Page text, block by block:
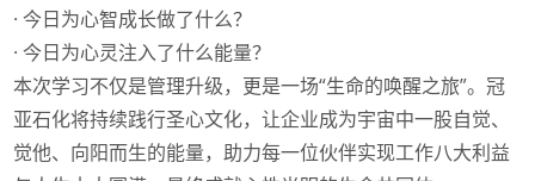
·今日为心智成长做了什么？
·今日为心灵注入了什么能量？
本次学习不仅是管理升级，更是一场“生命的唤醒之旅”。冠
亚石化将持续践行圣心文化，让企业成为宇宙中一股自觉、
觉他、向阳而生的能量，助力每一位伙伴实现工作八大利益